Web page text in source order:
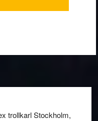
trollkarl Stockholm,